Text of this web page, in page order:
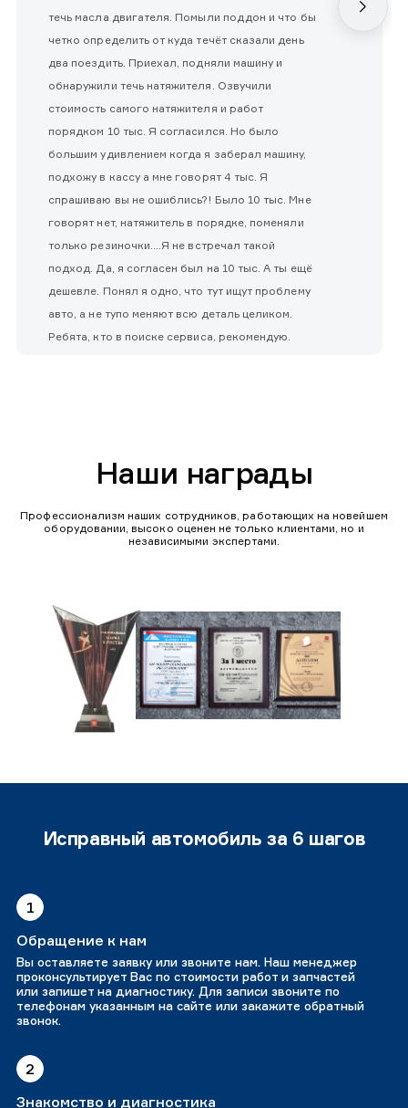
течь масла двигателя. Помыли поддон и что бы
четко определить от куда течёт сказали день
два поездить. Приехал, подняли машину и
обнаружили течь натяжителя. Озвучили
стоимость самого натяжителя и работ
порядком 10 тыс. Я согласился. Но было
большим удивлением когда я заберал машину,
подхожу в кассу а мне говорят 4 тыс. Я
спрашиваю вы не ошиблись?! Было 10 тыс. Мне
говорят нет, натяжитель в порядке, поменяли
только резиночки....Я не встречал такой
подход. Да, я согласен был на 10 тыс. А ты ещё
дешевле. Понял я одно, что тут ищут проблему
авто, а не тупо меняют всю деталь целиком.
Ребята, кто в поиске сервиса, рекомендую.
Наши награды
Профессионализм наших сотрудников, работающих на новейшем
оборудовании, высоко оценен не только клиентами, но и
независимыми экспертами.
Исправный автомобиль за 6 шагов
1
Обращение к нам
Вы оставляете заявку или звоните нам. Наш менеджер
проконсультирует Вас по стоимости работ и запчастей
или запишет на диагностику. Для записи звоните по
телефонам указанным на сайте или закажите обратный
звонок.
2
Знакомство и диагностика